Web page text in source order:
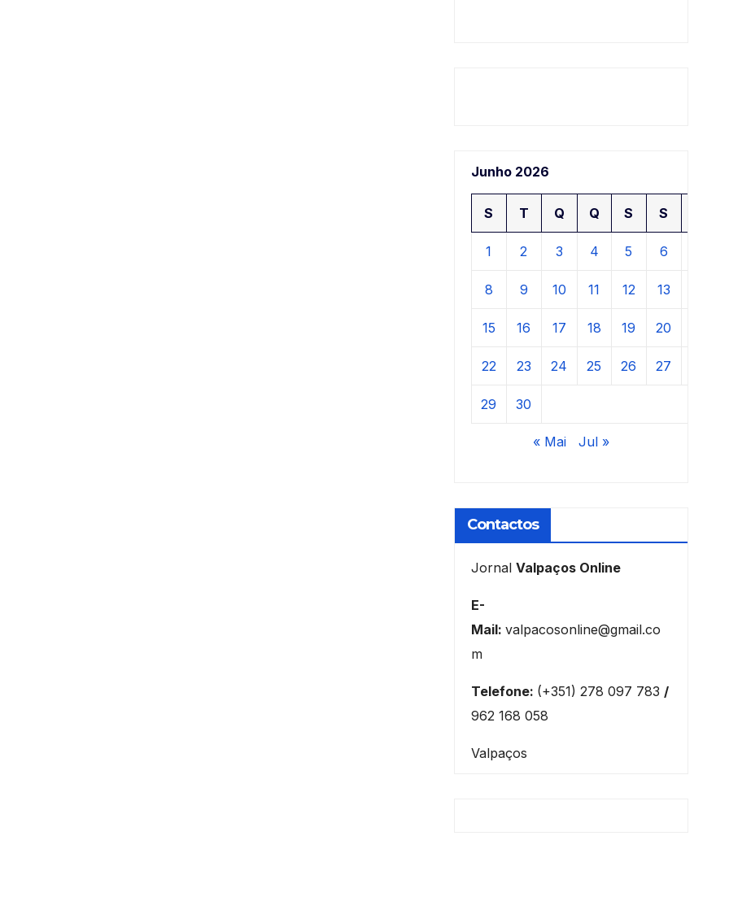
Junho 2026
S T Q Q S S
1 2 3 4 5 6
8 9 10 11 12 13
15 16 17 18 19 20
22 23 24 25 26 27
29 30
« Mai Jul »
Contactos
Jornal Valpaços Online
E-
Mail: valpacosonline@gmail.co
m
Telefone: (+351) 278 097 783 /
962 168 058
Valpaços